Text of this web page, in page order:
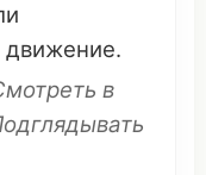
движение.
в